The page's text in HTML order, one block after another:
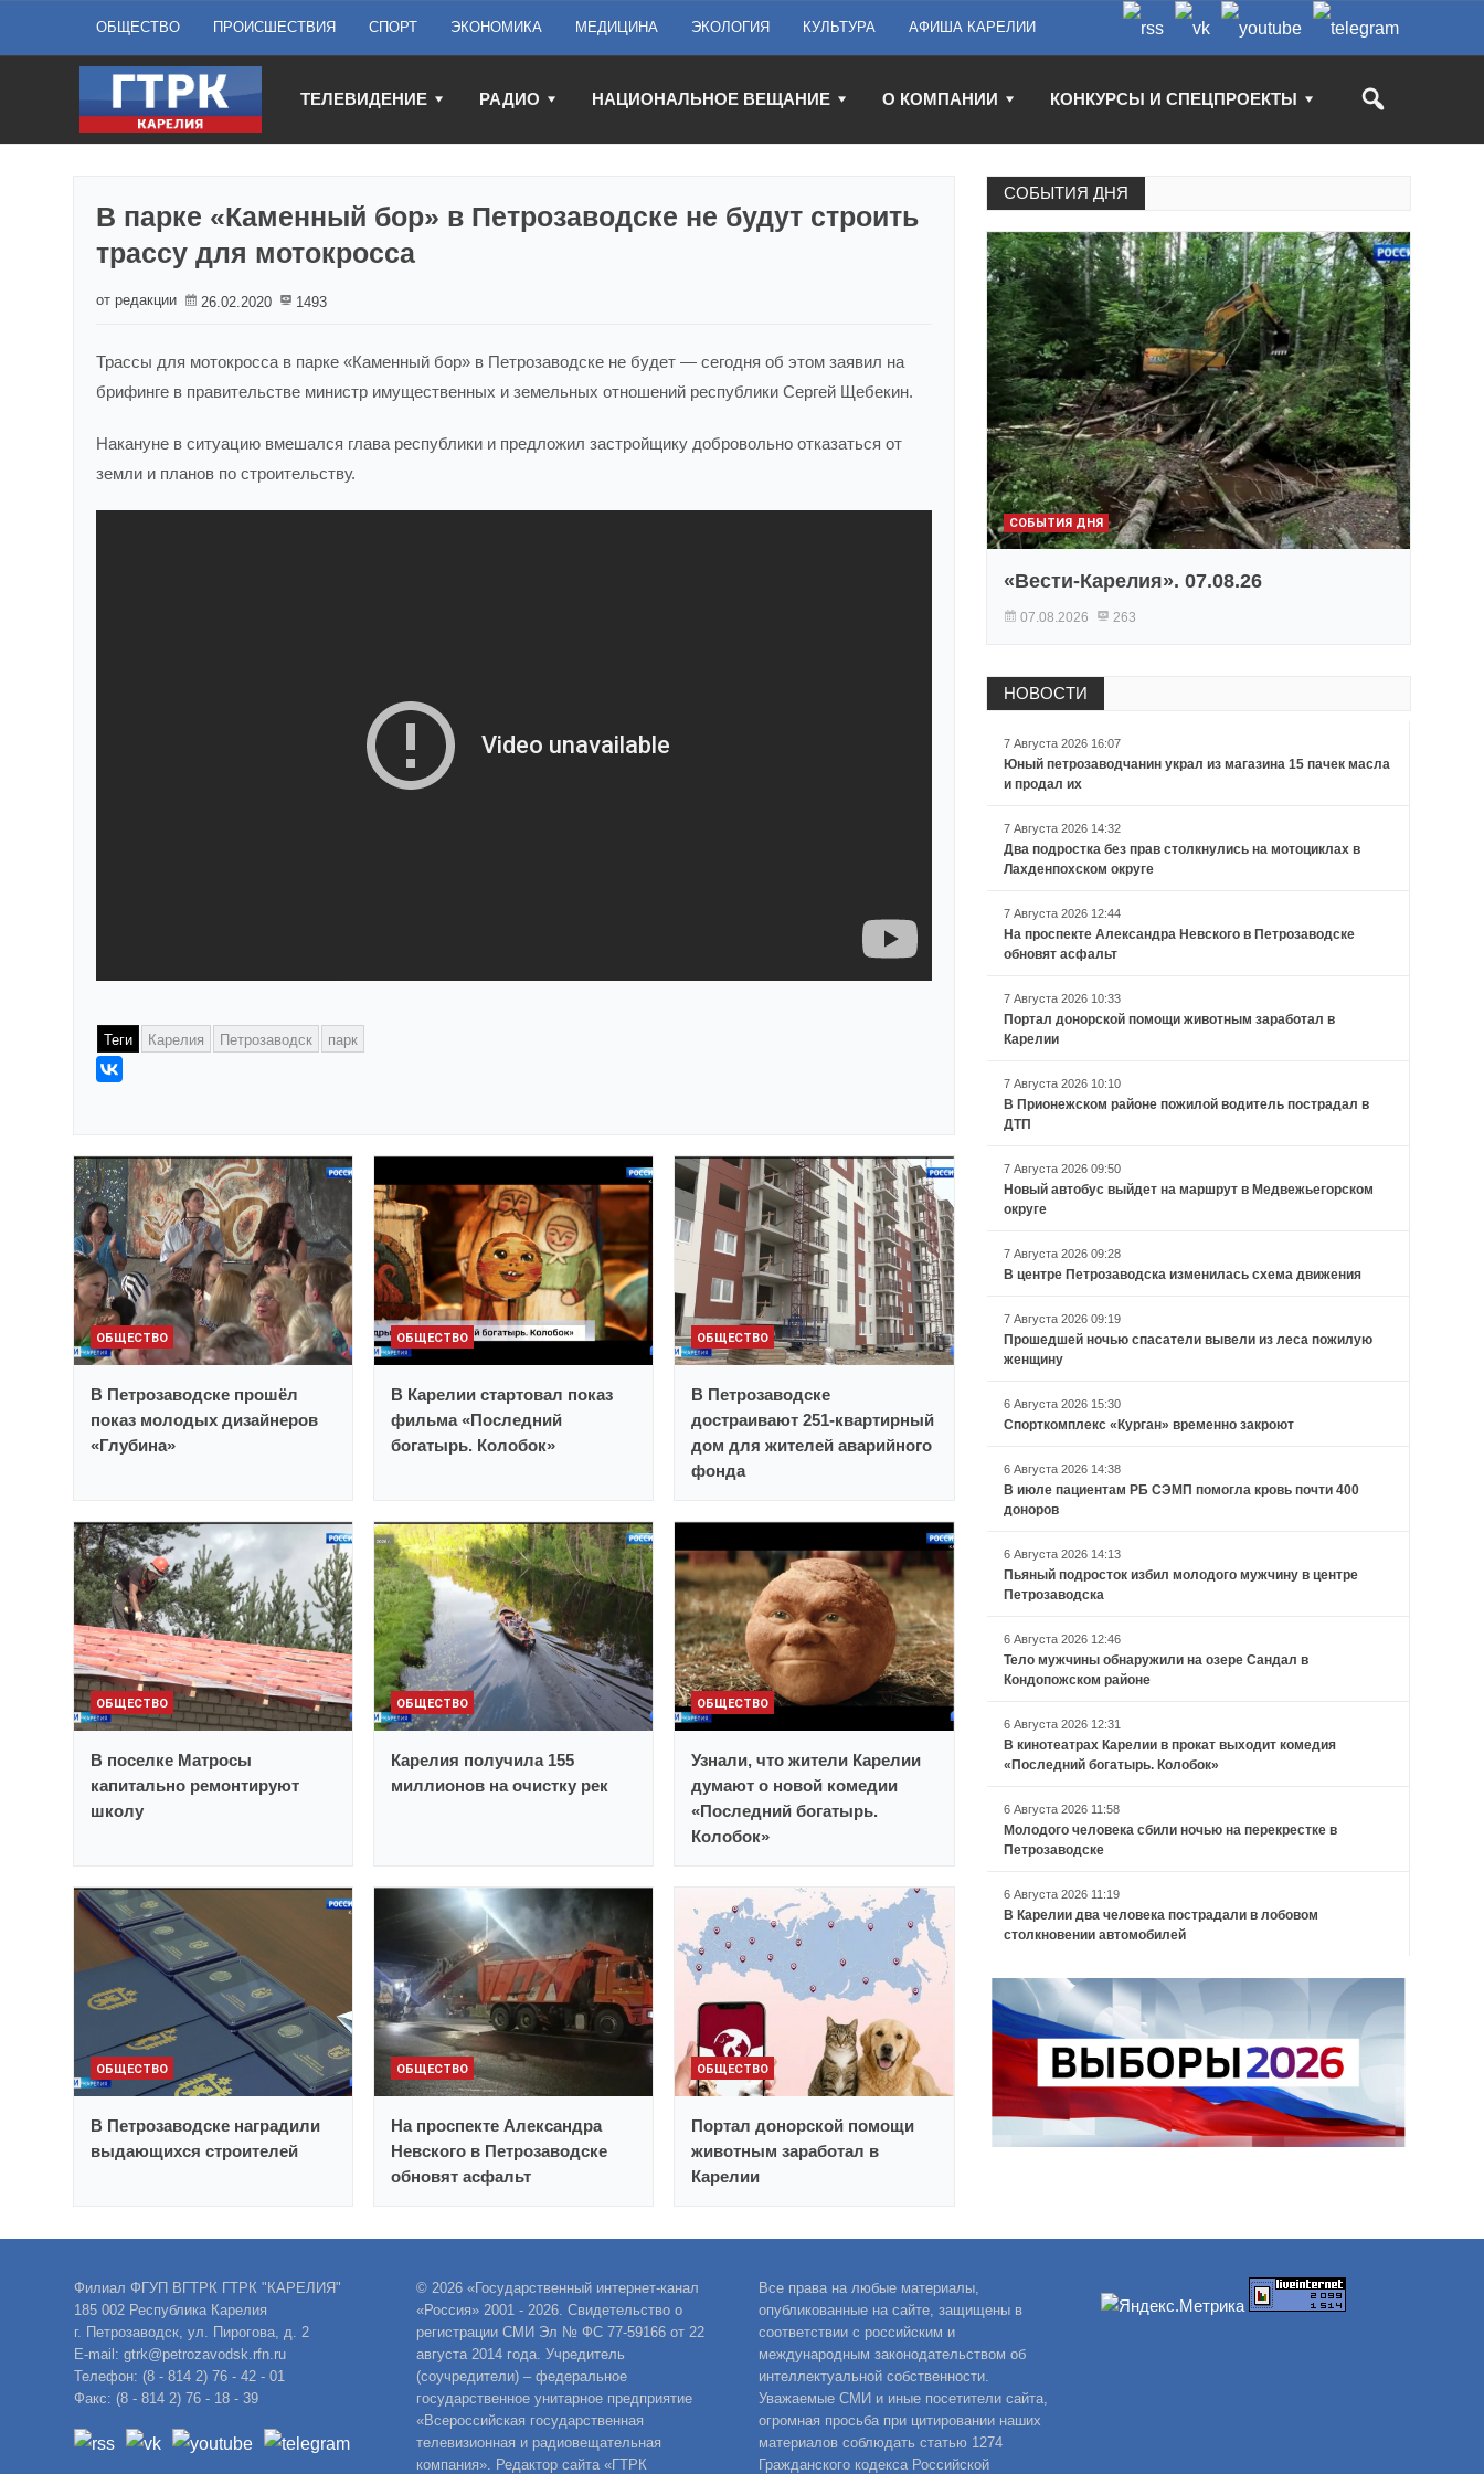
ОБЩЕСТВО ПРОИСШЕСТВИЯ СПОРТ ЭКОНОМИКА МЕДИЦИНА ЭКОЛОГИЯ КУЛЬТУРА АФИША КАРЕЛИИ
ТЕЛЕВИДЕНИЕ РАДИО НАЦИОНАЛЬНОЕ ВЕЩАНИЕ О КОМПАНИИ КОНКУРСЫ И СПЕЦПРОЕКТЫ
В парке «Каменный бор» в Петрозаводске не будут строить
трассу для мотокросса
от редакции 26.02.2020 1493
Трассы для мотокросса в парке «Каменный бор» в Петрозаводске не будет — сегодня об этом заявил на
брифинге в правительстве министр имущественных и земельных отношений республики Сергей Щебекин.
Накануне в ситуацию вмешался глава республики и предложил застройщику добровольно отказаться от
земли и планов по строительству.
Теги Карелия Петрозаводск парк
ОБЩЕСТВО
В Петрозаводске прошёл
показ молодых дизайнеров
«Глубина»
ОБЩЕСТВО
В Карелии стартовал показ
фильма «Последний
богатырь. Колобок»
ОБЩЕСТВО
В Петрозаводске
достраивают 251-квартирный
дом для жителей аварийного
фонда
ОБЩЕСТВО
В поселке Матросы
капитально ремонтируют
школу
ОБЩЕСТВО
Карелия получила 155
миллионов на очистку рек
ОБЩЕСТВО
Узнали, что жители Карелии
думают о новой комедии
«Последний богатырь.
Колобок»
ОБЩЕСТВО
В Петрозаводске наградили
выдающихся строителей
ОБЩЕСТВО
На проспекте Александра
Невского в Петрозаводске
обновят асфальт
ОБЩЕСТВО
Портал донорской помощи
животным заработал в
Карелии
СОБЫТИЯ ДНЯ
СОБЫТИЯ ДНЯ
«Вести-Карелия». 07.08.26
07.08.2026 263
НОВОСТИ
7 Августа 2026 16:07
Юный петрозаводчанин украл из магазина 15 пачек масла
и продал их
7 Августа 2026 14:32
Два подростка без прав столкнулись на мотоциклах в
Лахденпохском округе
7 Августа 2026 12:44
На проспекте Александра Невского в Петрозаводске
обновят асфальт
7 Августа 2026 10:33
Портал донорской помощи животным заработал в
Карелии
7 Августа 2026 10:10
В Прионежском районе пожилой водитель пострадал в
ДТП
7 Августа 2026 09:50
Новый автобус выйдет на маршрут в Медвежьегорском
округе
7 Августа 2026 09:28
В центре Петрозаводска изменилась схема движения
7 Августа 2026 09:19
Прошедшей ночью спасатели вывели из леса пожилую
женщину
6 Августа 2026 15:30
Спорткомплекс «Курган» временно закроют
6 Августа 2026 14:38
В июле пациентам РБ СЭМП помогла кровь почти 400
доноров
6 Августа 2026 14:13
Пьяный подросток избил молодого мужчину в центре
Петрозаводска
6 Августа 2026 12:46
Тело мужчины обнаружили на озере Сандал в
Кондопожском районе
6 Августа 2026 12:31
В кинотеатрах Карелии в прокат выходит комедия
«Последний богатырь. Колобок»
6 Августа 2026 11:58
Молодого человека сбили ночью на перекрестке в
Петрозаводске
6 Августа 2026 11:19
В Карелии два человека пострадали в лобовом
столкновении автомобилей
Филиал ФГУП ВГТРК ГТРК "КАРЕЛИЯ"
185 002 Республика Карелия
г. Петрозаводск, ул. Пирогова, д. 2
E-mail: gtrk@petrozavodsk.rfn.ru
Телефон: (8 - 814 2) 76 - 42 - 01
Факс: (8 - 814 2) 76 - 18 - 39
© 2026 «Государственный интернет-канал
«Россия» 2001 - 2026. Свидетельство о
регистрации СМИ Эл № ФС 77-59166 от 22
августа 2014 года. Учредитель
(соучредители) – федеральное
государственное унитарное предприятие
«Всероссийская государственная
телевизионная и радиовещательная
компания». Редактор сайта «ГТРК
Все права на любые материалы,
опубликованные на сайте, защищены в
соответствии с российским и
международным законодательством об
интеллектуальной собственности.
Уважаемые СМИ и иные посетители сайта,
огромная просьба при цитировании наших
материалов соблюдать статью 1274
Гражданского кодекса Российской